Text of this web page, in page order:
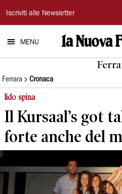
La
Nuova
Ferrara
Iscriviti alle Newsletter
MENU
Ferrara Cronaca
lido spina
Il Kursaal’s got
forte anche del